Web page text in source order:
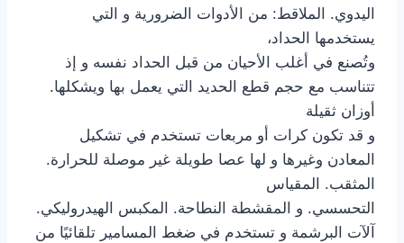
اليدوي. الملاقط: من الأدوات الضرورية و التي
يستخدمها الحداد،
وتُصنع في أغلب الأحيان من قبل الحداد نفسه و إذ
تتناسب مع حجم قطع الحديد التي يعمل بها ويشكلها.
أوزان ثقيلة
و قد تكون كرات أو مربعات تستخدم في تشكيل
المعادن وغيرها و لها عصا طويلة غير موصلة للحرارة.
المثقب. المقياس
التحسسي. و المقشطة النطاحة. المكبس الهيدروليكي.
آلآت البرشمة و تستخدم في ضغط المسامير تلقائيًا من